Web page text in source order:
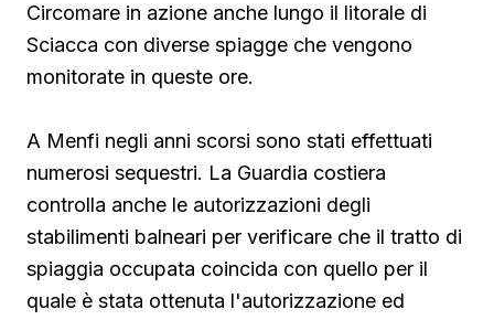
Circomare in azione anche lungo il litorale di
Sciacca con diverse spiagge che vengono
monitorate in queste ore.
A Menfi negli anni scorsi sono stati effettuati
numerosi sequestri. La Guardia costiera
controlla anche le autorizzazioni degli
stabilimenti balneari per verificare che il tratto di
spiaggia occupata coincida con quello per il
quale è stata ottenuta l'autorizzazione ed